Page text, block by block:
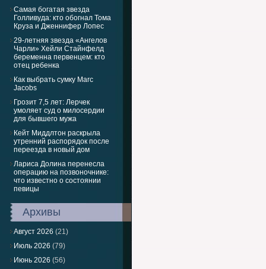
Самая богатая звезда
Голливуда: кто обогнал Тома
Круза и Дженнифер Лопес
29-летняя звезда «Ангелов
Чарли» Хейли Стайнфелд
беременна первенцем: кто
отец ребенка
Как выбрать сумку Marc
Jacobs
Грозит 7,5 лет: Лерчек
умоляет суд о милосердии
для бывшего мужа
Кейт Миддлтон раскрыла
утренний распорядок после
переезда в новый дом
Лариса Долина перенесла
операцию на позвоночнике:
что известно о состоянии
певицы
Архивы
Август 2026 (21)
Июль 2026 (79)
Июнь 2026 (56)